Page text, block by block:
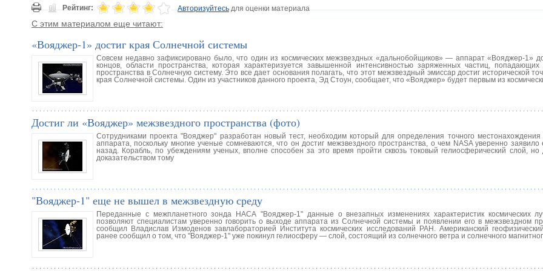
Рейтинг: Авторизуйтесьдля оценки материала
С этим материалом еще читают:
«Вояджер-1» достиг края Солнечной системы
Совсем недавно зафиксировано было, что один из космических межзвездных «дальнобойщиков» — аппарат «Вояджер-1»
концов, области пространства, которая характеризуется завышенной интенсивностью заряженных частиц,
пространства в Солнечную систему. Это все дает основания полагать, что этот межзвездный эмиссар достиг исторической
края Солнечной системы. Один из участников данного проекта, Эд Стоун, сообщает, что «Вояджер» будет первым из
Достиг ли «Вояджер» межзвездного пространства (фото)
Сотрудниками проекта "Вояджер" разработан новый тест, необходим который для определения точного местонахождения
аппарата, поскольку многие ученые сомневаются, что он достиг межзвездного пространства, о чем NASA уверенно
назад. Корабль, по убеждениям ученых, вполне способен за это время пройти сквозь токовый гелиосферический слой, но
доказательством тому
"Вояджер-1" еще не вышел в межзвездную среду
Переданные с межпланетного зонда НАСА "Вояджер-1" данные о внезапных изменениях характеристик космических
позволяют специалистам уверенно говорить о выходе аппарата из Солнечной системы и появлении его в межзвездном
сообщил Владислав Измоденов завлабораторией Института космических исследований РАН. Американский
ранее сообщил о том, что "Вояджер-1" уже покинул гелиосферу — слой, состоящий из солнечного ветра и солнечного